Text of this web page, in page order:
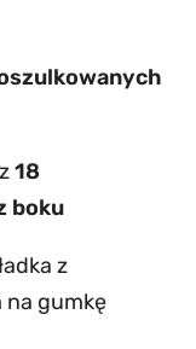
18
boku
z
na gumkę